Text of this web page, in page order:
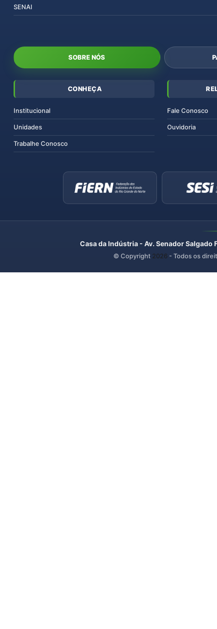
SENAI
SOBRE NÓS
CONHEÇA
Institucional
Unidades
Trabalhe Conosco
Fale Conosco
Ouvidoria
Casa da Indústria - Av. Senador
© Copyright 2026 - Todos os